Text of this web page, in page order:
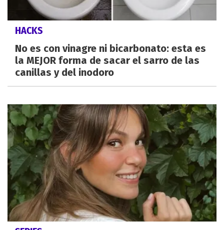
HACKS
No es con vinagre ni bicarbonato: esta es
la MEJOR forma de sacar el sarro de las
canillas y del inodoro